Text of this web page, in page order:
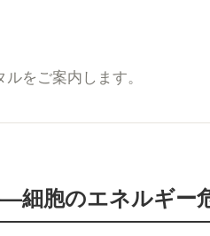
をご案内します。
細胞のエネルギー